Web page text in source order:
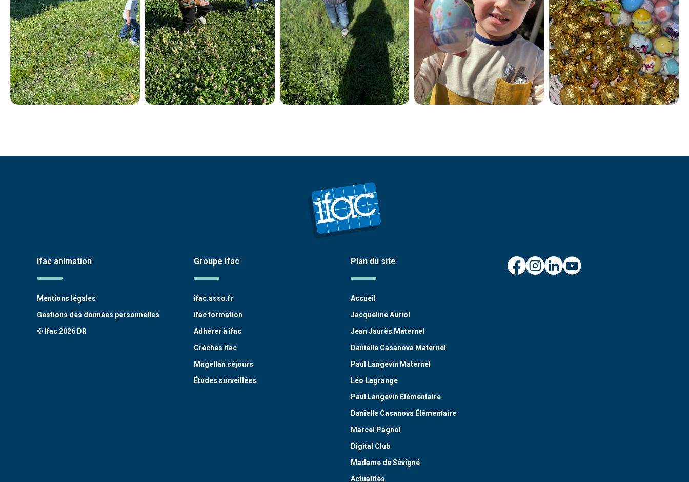
Ifac animation
Mentions légales
Gestions des données personnelles
© Ifac 2026 DR
Groupe Ifac
ifac.asso.fr
ifac formation
Adhérer à ifac
Crèches ifac
Magellan séjours
Études surveillées
Plan du site
Accueil
Jacqueline Auriol
Jean Jaurès Maternel
Danielle Casanova Maternel
Paul Langevin Maternel
Léo Lagrange
Paul Langevin Élémentaire
Danielle Casanova Élémentaire
Marcel Pagnol
Digital Club
Madame de Sévigné
Actualités